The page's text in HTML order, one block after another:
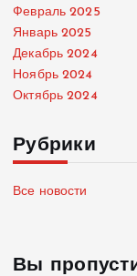
Февраль 2025
Январь 2025
Декабрь 2024
Ноябрь 2024
Октябрь 2024
Рубрики
Все новости
Вы